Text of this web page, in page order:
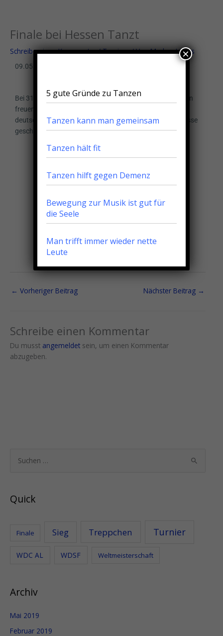
Finale bei Hessen Tanzt
Schreibe einen Kommentar /Turniere/ VonMarkus Litters
09.05.2015
Bei 31 sehr starken Paaren und mehreren Landesmeistern
freuen wir uns riesig, dass wir es bei dieser „inoffiziellen
deutschen Meisterschaft“ ins Finale der Senioren II A Klasse
geschafft haben.
← Vorheriger Beitrag Nächster Beitrag →
Schreibe einen Kommentar
Du musst angemeldet sein, um einen Kommentar
abzugeben.
h
:
Quick
Finale Sieg Treppchen Turnier
WDC AL WDSF Weltmeisterschaft
Archiv
Mai 2019
Februar 2019
5 gute Gründe zu Tanzen
Tanzen kann man gemeinsam
Tanzen hält fit
Tanzen hilft gegen Demenz
Bewegung zur Musik ist gut für
die Seele
Man trifft immer wieder nette
Leute
×